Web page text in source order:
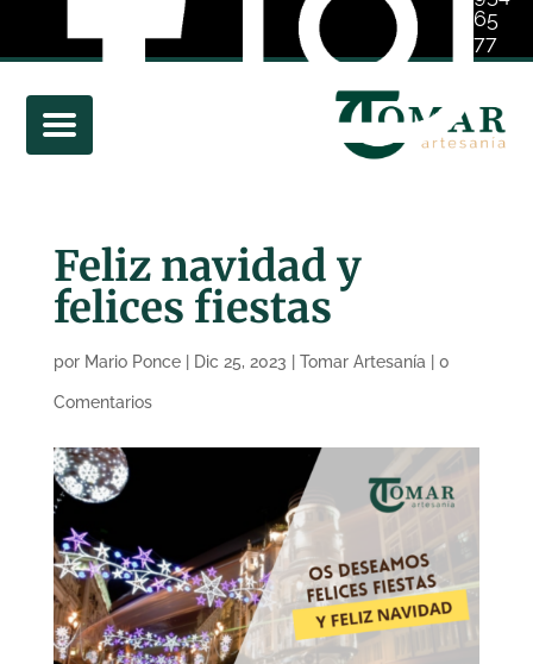
65
77
01
Feliz navidad y
felices fiestas
por Mario Ponce| Dic 25, 2023 Tomar Artesanía 0
Comentarios